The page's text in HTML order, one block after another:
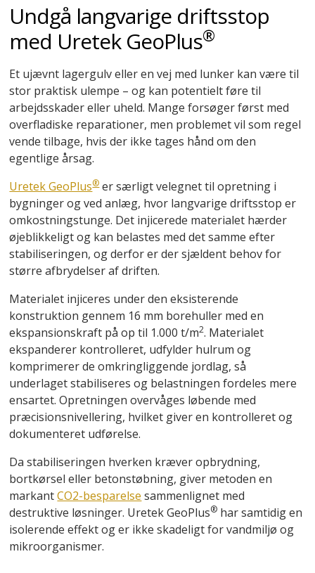
Undgå langvarige driftsstop
med Uretek GeoPlus®
Et ujævnt lagergulv eller en vej med lunker kan være til
stor praktisk ulempe – og kan potentielt føre til
arbejdsskader eller uheld. Mange forsøger først med
overfladiske reparationer, men problemet vil som regel
vende tilbage, hvis der ikke tages hånd om den
egentlige årsag.
Uretek GeoPlus®er særligt velegnet til opretning i
bygninger og ved anlæg, hvor langvarige driftsstop er
omkostningstunge. Det injicerede materialet hærder
øjeblikkeligt og kan belastes med det samme efter
stabiliseringen, og derfor er der sjældent behov for
større afbrydelser af driften.
Materialet injiceres under den eksisterende
konstruktion gennem 16 mm borehuller med en
ekspansionskraft på op til 1.000 t/m2. Materialet
ekspanderer kontrolleret, udfylder hulrum og
komprimerer de omkringliggende jordlag, så
underlaget stabiliseres og belastningen fordeles mere
ensartet. Opretningen overvåges løbende med
præcisionsnivellering, hvilket giver en kontrolleret og
dokumenteret udførelse.
Da stabiliseringen hverken kræver opbrydning,
bortkørsel eller betonstøbning, giver metoden en
markantCO2-besparelse sammenlignet med
destruktive løsninger. Uretek GeoPlus® har samtidig en
isolerende effekt og er ikke skadeligt for vandmiljø og
mikroorganismer.